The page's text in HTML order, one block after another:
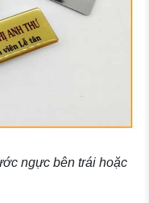
ngực bên trái hoặc